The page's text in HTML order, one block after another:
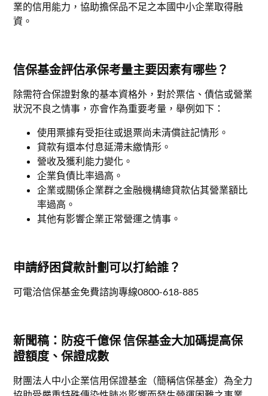
業的信用能力，協助擔保品不足之本國中小企業取得融
資。
信保基金評估承保考量主要因素有哪些？
除需符合保證對象的基本資格外，對於票信、債信或營業
狀況不良之情事，亦會作為重要考量，舉例如下：
使用票據有受拒往或退票尚未清償註記情形。
貸款有還本付息延滯未繳情形。
營收及獲利能力變化。
企業負債比率過高。
企業或關係企業群之金融機構總貸款佔其營業額比
率過高。
其他有影響企業正常營運之情事。
申請紓困貸款計劃可以打給誰？
可電洽信保基金免費諮詢專線0800-618-885
新聞稿：防疫千億保 信保基金大加碼提高保
證額度、保證成數
財團法人中小企業信用保證基金（簡稱信保基金）為全力